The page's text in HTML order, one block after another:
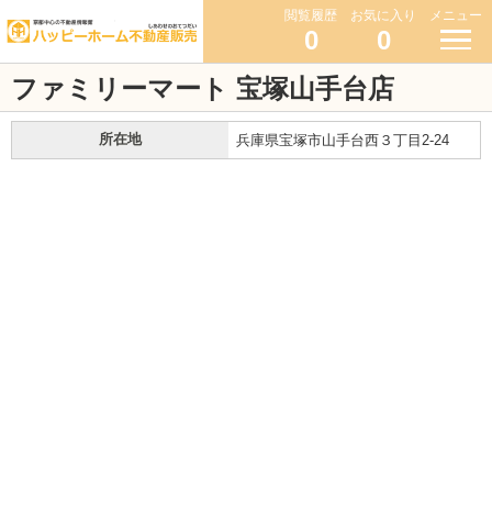
閲覧履歴
0
お気に入り
0
メニュー
ファミリーマート 宝塚山手台店
所在地 兵庫県宝塚市山手台西３丁目2-24